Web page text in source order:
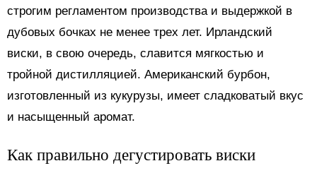
строгим регламентом производства и выдержкой в
дубовых бочках не менее трех лет. Ирландский
виски, в свою очередь, славится мягкостью и
тройной дистилляцией. Американский бурбон,
изготовленный из кукурузы, имеет сладковатый вкус
и насыщенный аромат.
Как правильно дегустировать виски